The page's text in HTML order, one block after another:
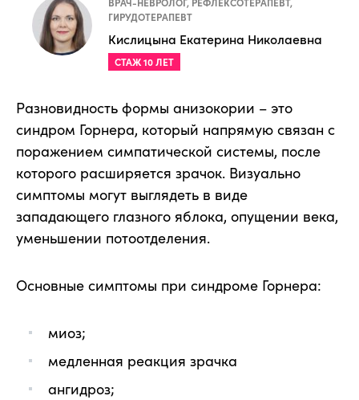
ГИРУДОТЕРАПЕВТ
Кислицына Екатерина Николаевна
СТАЖ 10 ЛЕТ
Разновидность формы анизокории – это
синдром Горнера, который напрямую связан с
поражением симпатической системы, после
которого расширяется зрачок. Визуально
симптомы могут выглядеть в виде
западающего глазного яблока, опущении века,
уменьшении потоотделения.
Основные симптомы при синдроме Горнера:
миоз;
медленная реакция зрачка
ангидроз;